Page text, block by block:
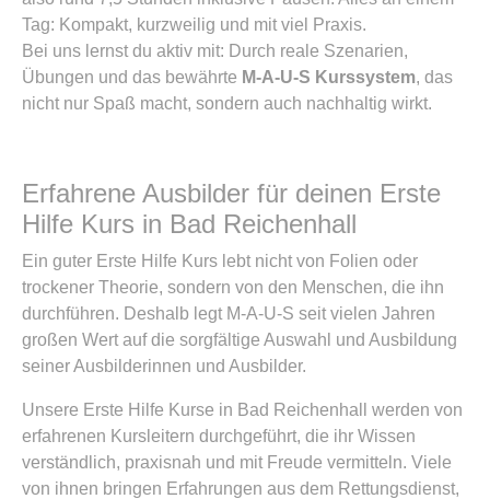
Tag: Kompakt, kurzweilig und mit viel Praxis.
Bei uns lernst du aktiv mit: Durch reale Szenarien,
Übungen und das bewährte M-A-U-S Kurssystem, das
nicht nur Spaß macht, sondern auch nachhaltig wirkt.
Erfahrene Ausbilder für deinen Erste
Hilfe Kurs in Bad Reichenhall
Ein guter Erste Hilfe Kurs lebt nicht von Folien oder
trockener Theorie, sondern von den Menschen, die ihn
durchführen. Deshalb legt M-A-U-S seit vielen Jahren
großen Wert auf die sorgfältige Auswahl und Ausbildung
seiner Ausbilderinnen und Ausbilder.
Unsere Erste Hilfe Kurse in Bad Reichenhall werden von
erfahrenen Kursleitern durchgeführt, die ihr Wissen
verständlich, praxisnah und mit Freude vermitteln. Viele
von ihnen bringen Erfahrungen aus dem Rettungsdienst,